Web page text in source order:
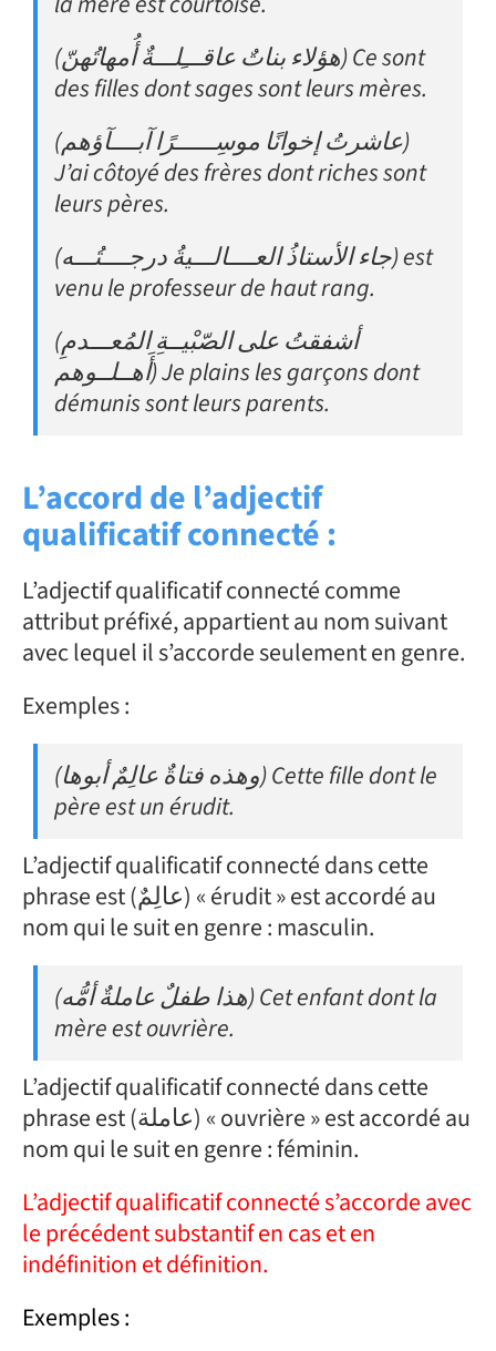
(هؤلاء بناتٌ عاقـــِلـــةٌ أُمهاتُهنّ) Ce sont
des filles dont sages sont leurs mères.
(عاشرتُ إخوانًا موسِــــــرًا آبــــآؤهم)
J’ai côtoyé des frères dont riches sont
leurs pères.
(جاء الأستاذُ العــــالـــيةُ درجــــتُـــه) est
venu le professeur de haut rang.
(أشفقتُ على الصّبْيــةِ المُعـــدمِ
أَهــلــوهم) Je plains les garçons dont
démunis sont leurs parents.
L’accord de l’adjectif
qualificatif connecté :
L’adjectif qualificatif connecté comme
attribut préfixé, appartient au nom suivant
avec lequel il s’accorde seulement en genre.
Exemples :
(وهذه فتاةٌ عالِمٌ أبوها) Cette fille dont le
père est un érudit.
L’adjectif qualificatif connecté dans cette
phrase est (عالِمٌ) « érudit » est accordé au
nom qui le suit en genre : masculin.
(هذا طفلٌ عاملةٌ أمُّه) Cet enfant dont la
mère est ouvrière.
L’adjectif qualificatif connecté dans cette
phrase est (عاملة) « ouvrière » est accordé au
nom qui le suit en genre : féminin.
L’adjectif qualificatif connecté s’accorde avec
le précédent substantif en cas et en
indéfinition et définition.
Exemples :